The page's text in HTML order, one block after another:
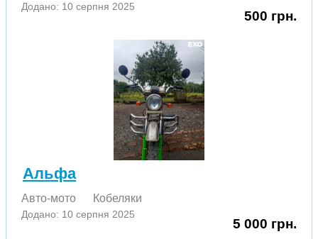
Додано: 10 серпня 2025
500 грн.
Альфа
Авто-мото Кобеляки
Додано: 10 серпня 2025
5 000 грн.